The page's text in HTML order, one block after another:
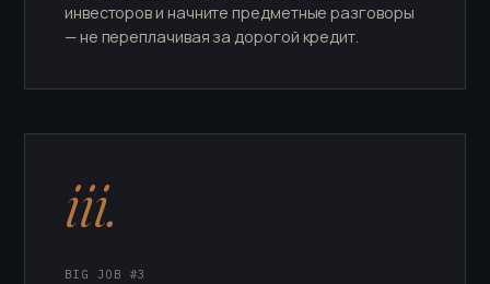
инвесторов и начните предметные разговоры
— не переплачивая за дорогой кредит.
iii.
BIG JOB #3